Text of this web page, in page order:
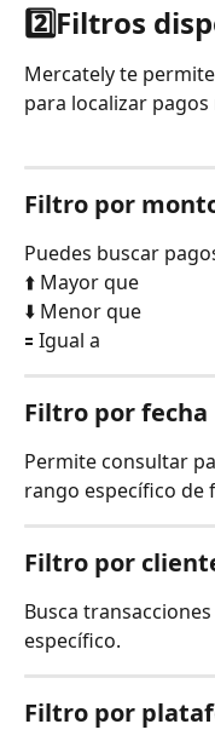
2️⃣Filtros
Mercately te
para localizar
Filtro por
Puedes buscar
⬆️ Mayor que
⬇️ Menor que
🟰 Igual a
Filtro por fecha
Permite consultar
rango específico de
Filtro por
Busca
específico.
Filtro por